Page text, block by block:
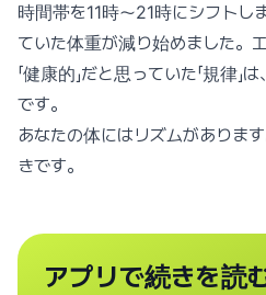
時間帯を11時〜21時にシフトし
ていた体重が減り始めました。
「健康的」だと思っていた「規律
です。
あなたの体にはリズムがありま
きです。
アプリで続きを読